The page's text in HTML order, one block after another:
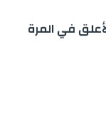
في المرة